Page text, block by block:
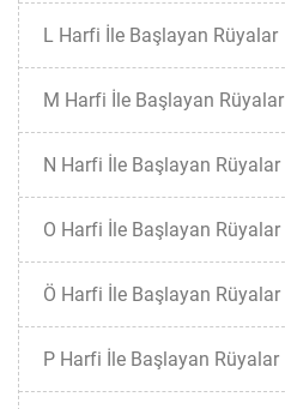
L Harfi İle Başlayan Rüyalar
M Harfi İle Başlayan Rüyalar
N Harfi İle Başlayan Rüyalar
O Harfi İle Başlayan Rüyalar
Ö Harfi İle Başlayan Rüyalar
P Harfi İle Başlayan Rüyalar